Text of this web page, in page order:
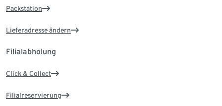
Packstation
Lieferadresse ändern
Filialabholung
Click & Collect
Filialreservierung